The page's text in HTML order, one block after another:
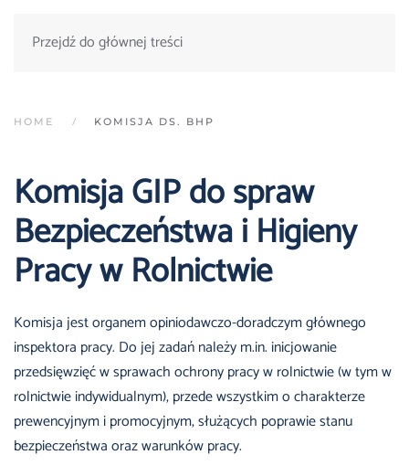
Przejdź do głównej treści
HOME KOMISJA DS. BHP
Komisja GIP do spraw
Bezpieczeństwa i Higieny
Pracy w Rolnictwie
Komisja jest organem opiniodawczo-doradczym głównego
inspektora pracy. Do jej zadań należy m.in. inicjowanie
przedsięwzięć w sprawach ochrony pracy w rolnictwie (w tym w
rolnictwie indywidualnym), przede wszystkim o charakterze
prewencyjnym i promocyjnym, służących poprawie stanu
bezpieczeństwa oraz warunków pracy.